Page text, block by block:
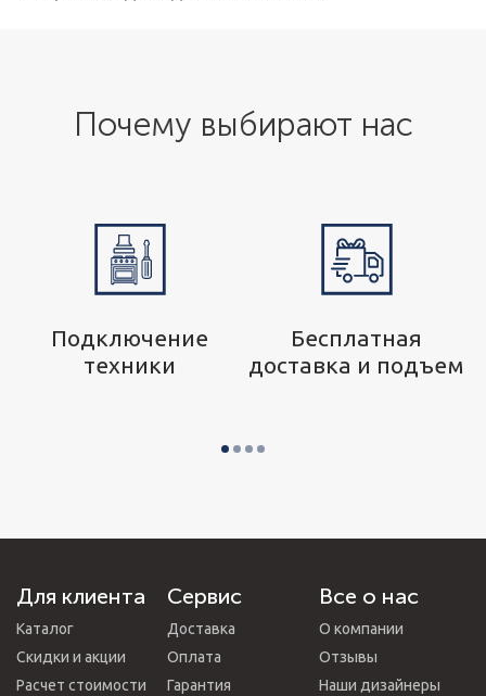
Почему выбирают нас
Подключение
техники
Бесплатная
доставка и подъем
Для клиента
Каталог
Скидки и акции
Расчет стоимости
Сервис
Доставка
Оплата
Гарантия
Все о нас
О компании
Отзывы
Наши дизайнеры